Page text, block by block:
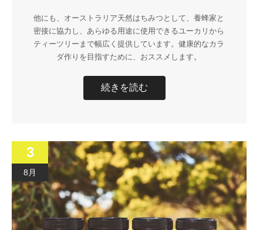
他にも、オーストラリア天然はちみつとして、養蜂家と
密接に協力し、あらゆる用途に使用できるユーカリから
ティーツリーまで幅広く提供しています。健康的なカラ
ダ作りを目指すために、おススメします。
続きを読む
3
8月